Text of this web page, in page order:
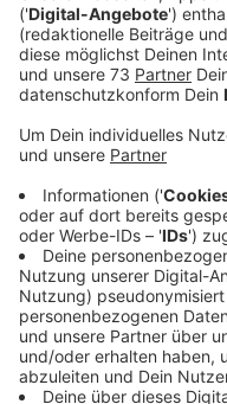
Anzeige
Fahrradfahrer
gebracht
Anzeige
Am Donnerstag
schwer verletzt. Ein
der Franz-Kerkhoff-
Auto aussteigen.